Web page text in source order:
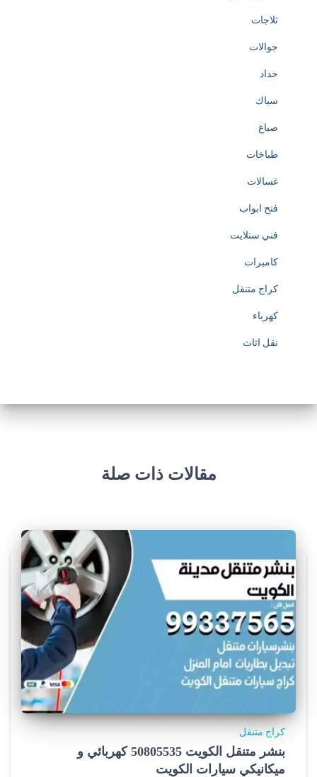
ثلاجات
جوالات
حداد
سباك
صباغ
طباخات
غسالات
فتح ابواب
فني ستلايت
كاميرات
كراج متنقل
كهرباء
نقل اثاث
مقالات ذات صلة
كراج متنقل
بنشر متنقل الكويت 50805535‬ كهربائي و
ميكانيكي سيارات الكويت